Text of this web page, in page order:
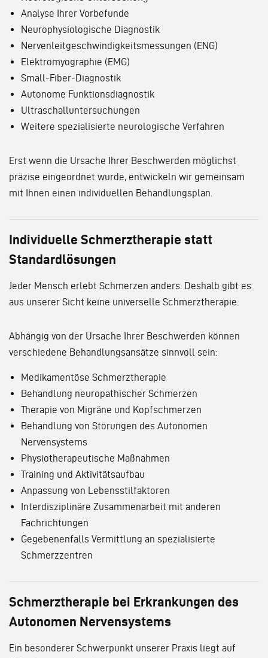
Analyse Ihrer Vorbefunde
Neurophysiologische Diagnostik
Nervenleitgeschwindigkeitsmessungen (ENG)
Elektromyographie (EMG)
Small-Fiber-Diagnostik
Autonome Funktionsdiagnostik
Ultraschalluntersuchungen
Weitere spezialisierte neurologische Verfahren
Erst wenn die Ursache Ihrer Beschwerden möglichst
präzise eingeordnet wurde, entwickeln wir gemeinsam
mit Ihnen einen individuellen Behandlungsplan.
Individuelle Schmerztherapie statt
Standardlösungen
Jeder Mensch erlebt Schmerzen anders. Deshalb gibt es
aus unserer Sicht keine universelle Schmerztherapie.
Abhängig von der Ursache Ihrer Beschwerden können
verschiedene Behandlungsansätze sinnvoll sein:
Medikamentöse Schmerztherapie
Behandlung neuropathischer Schmerzen
Therapie von Migräne und Kopfschmerzen
Behandlung von Störungen des Autonomen
Nervensystems
Physiotherapeutische Maßnahmen
Training und Aktivitätsaufbau
Anpassung von Lebensstilfaktoren
Interdisziplinäre Zusammenarbeit mit anderen
Fachrichtungen
Gegebenenfalls Vermittlung an spezialisierte
Schmerzzentren
Schmerztherapie bei Erkrankungen des
Autonomen Nervensystems
Ein besonderer Schwerpunkt unserer Praxis liegt auf